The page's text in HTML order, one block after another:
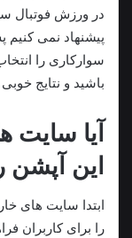
در ورزش فوتبال
پیشنهاد نمی
سوارکاری را
باشید و نتایج
آیا سایت
این آپشن
ابتدا سایت های
را برای کاربران